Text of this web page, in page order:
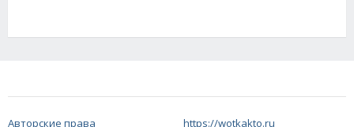
Авторские права https://wotkakto.ru